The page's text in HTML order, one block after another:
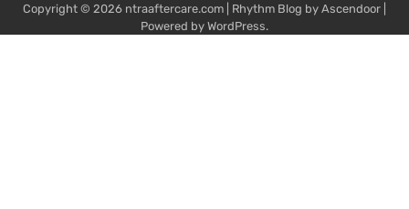
Copyright © 2026 ntraaftercare.com | Rhythm Blog by Ascendoor
Powered by WordPress.